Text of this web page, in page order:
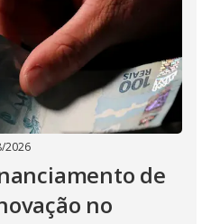
2026
de
no